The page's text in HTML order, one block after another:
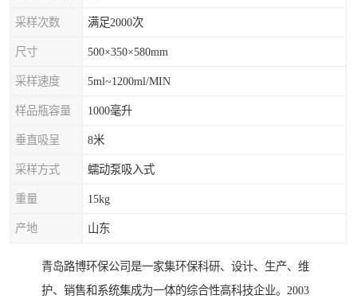
采样次数 满足2000次
尺寸 500×350×580mm
采样速度 5ml~1200ml/MIN
样品瓶容量 1000毫升
垂直吸呈 8米
采样方式 蠕动泵吸入式
重量 15kg
产地 山东
青岛路博环保公司是一家集环保科研、设计、生产、维
护、销售和系统集成为一体的综合性高科技企业。2003